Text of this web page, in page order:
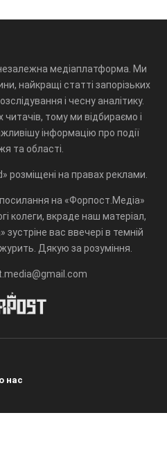
медіаплатформа. Ми
найкращі статті запорізьких
і чесну аналітику.
читачів, тому ми відбираємо і
інформацію про події
та області.
розміщені на правах реклами.
на «Форпост.Медіа»
колеги, вкраде наш матеріал,
вас ввечері в темній
Дякую за розуміння.
нас